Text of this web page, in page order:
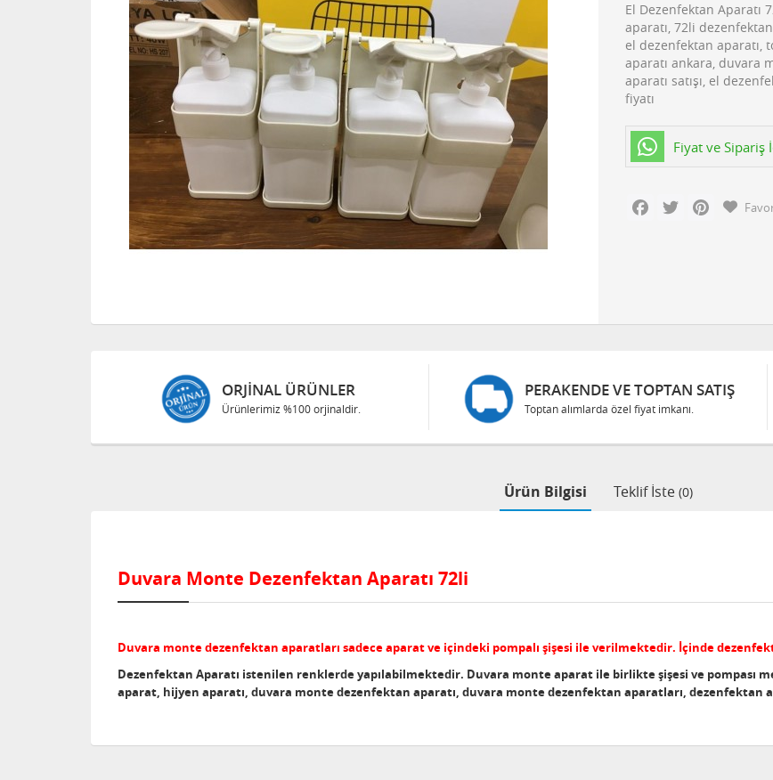
El Dezenfektan
aparatı, 72li
el dezenfektan aparatı,
aparatı ankara, duvara
aparatı satışı, el
fiyatı
Fiyat ve Sipariş
Facebook
Twitter Pinterest
ORJINAL ÜRÜNLER
Ürünlerimiz %100 orjinaldir.
PERAKENDE VE TOPTAN SATIŞ
Toptan alımlarda özel fiyat imkanı.
Ürün Bilgisi Teklif İste (0)
Duvara Monte Dezenfektan Aparatı 72li
Duvara monte dezenfektan aparatları sadece aparat ve içindeki pompalı şişesi ile verilmektedir. İçinde
Dezenfektan Aparatı istenilen renklerde yapılabilmektedir. Duvara monte aparat ile birlikte şişesi ve pompası
aparat, hijyen aparatı, duvara monte dezenfektan aparatı, duvara monte dezenfektan aparatları, dezenfektan